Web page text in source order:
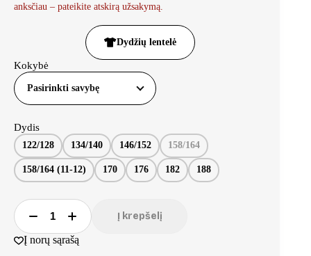
anksčiau – pateikite atskirą užsakymą.
Dydžių lentelė
Kokybė
Pasirinkti savybę
Dydis
122/128 134/140 146/152 158/164
158/164 (11-12) 170 176 182 188
Į krepšelį
Į norų sąrašą